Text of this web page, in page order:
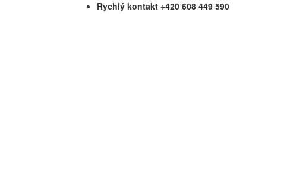
Rychlý kontakt +420 608 449 590